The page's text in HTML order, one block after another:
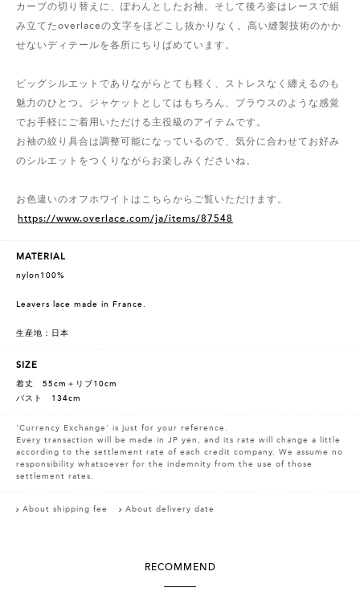
カーブの切り替えに、ぽわんとしたお袖。そして後ろ姿はレースで組
み立てたoverlaceの文字をほどこし抜かりなく。高い縫製技術のかか
せないディテールを各所にちりばめています。
ビッグシルエットでありながらとても軽く、ストレスなく纏えるのも
魅力のひとつ。ジャケットとしてはもちろん、ブラウスのような感覚
でお手軽にご着用いただける主役級のアイテムです。
お袖の絞り具合は調整可能になっているので、気分に合わせてお好み
のシルエットをつくりながらお楽しみくださいね。
お色違いのオフホワイトはこちらからご覧いただけます。
https://www.overlace.com/ja/items/87548
MATERIAL
nylon100%
Leavers lace made in France.
生産地：日本
SIZE
着丈 55cm＋リブ10cm
バスト 134cm
'Currency Exchange' is just for your reference.
Every transaction will be made in JP yen, and its rate will change a little
according to the settlement rate of each credit company. We assume no
responsibility whatsoever for the indemnity from the use of those
settlement rates.
About shipping fee About delivery date
RECOMMEND